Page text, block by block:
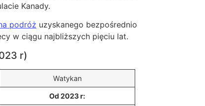
Kanady.
podróż uzyskanego bezpośrednio
w ciągu najbliższych pięciu lat.
r)
Watykan
Od 2023 r: